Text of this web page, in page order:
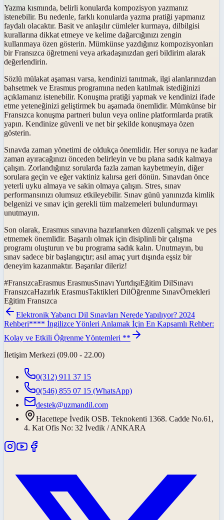
Yazma kısmında, belirli konularda kompozisyon yazmanız
istenebilir. Bu nedenle, farklı konularda yazma pratiği yapmanız
faydalı olacaktır. Basit ve anlaşılır cümleler kurmaya, dilbilgisi
kurallarına dikkat etmeye ve kelime dağarcığınızı zengin
kullanmaya özen gösterin. Mümkünse yazdığınız kompozisyonları
bir Fransızca öğretmeni veya arkadaşınızdan geri bildirim alarak
değerlendirin.
Sözlü mülakat aşaması varsa, kendinizi tanıtmak, ilgi alanlarınızdan
bahsetmek ve Erasmus programına neden katılmak istediğinizi
açıklamanız istenebilir. Konuşma pratiği yapmak ve kendinizi ifade
etme yeteneğinizi geliştirmek bu aşamada önemlidir. Mümkünse bir
Fransızca konuşma partneri bulun veya online platformlarda pratik
yapın. Kendinize güvenli ve net bir şekilde konuşmaya özen
gösterin.
Sınavda zaman yönetimi de oldukça önemlidir. Her soruya ne kadar
zaman ayıracağınızı önceden belirleyin ve bu plana sadık kalmaya
çalışın. Zorlandığınız sorularda fazla zaman kaybetmeyin, diğer
sorulara geçin ve eğer vaktiniz kalırsa geri dönün. Sınavdan önce
yeterli uyku almaya ve sakin olmaya çalışın. Stres, sınav
performansınızı olumsuz etkileyebilir. Sınav günü yanınızda kimlik
belgenizi ve sınav için gerekli tüm malzemeleri bulundurmayı
unutmayın.
Son olarak, Erasmus sınavına hazırlanırken düzenli çalışmak ve pes
etmemek önemlidir. Başarılı olmak için disiplinli bir çalışma
programı oluşturun ve bu programa sadık kalın. Unutmayın, bu
sınav sadece bir başlangıçtır; asıl amaç yurt dışında eşsiz bir
deneyim kazanmaktır. Başarılar dileriz!
#FransızcaErasmus ErasmusSınavı YurtdışıEğitim DilSınavı
FransızcaHazırlık ErasmusTaktikleri DilÖğrenme SınavÖrnekleri
Eğitim Fransızca
Elektronik Yabancı Dil Sınavları Nerede Yapılıyor? 2024
Rehberi**** İngilizce Yönleri Anlamak İçin En Kapsamlı Rehber:
Kolay ve Etkili Öğrenme Yöntemleri **
İletişim Merkezi (09.00 - 22.00)
0(312) 911 37 15
0(546) 855 07 15 (WhatsApp)
destek@uzmandil.com
Hacettepe İvedik OSB. Teknokenti 1368. Cadde No.61,
4. Kat Ofis No: 32 İvedik / ANKARA